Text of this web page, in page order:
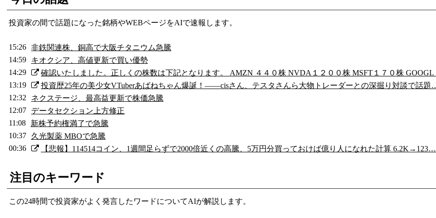
投資家の間で話題になった銘柄やWEBページをAIで速報します。
15:26 非鉄関連株、銅高で大阪チタニウム急騰
14:59
キオクシア、高値更新で買い優勢
14:29
確認いたしました。正しくの株数は下記となります。 AMZN ４４０株 NVDA１２００株 MSFT１７０株
13:19
投資歴25年の美少女VTuberあばねちゃん爆誕！――cisさん、テスタさんら大物トレーダーとの深掘り対談で話題
12:32
ネクステージ、最高益更新で株価急騰
12:07
データセクション上方修正
11:08
新株予約権満了で急騰
10:37
久光製薬 MBOで急騰
00:36
【悲報】114514コイン、1週間足らずで2000倍近くの高騰、5万円分買っておけば億り人になれた計算 6.2K→123…
注目のキーワード
この24時間で投資家がよく発言したワードについてAIが解説します。